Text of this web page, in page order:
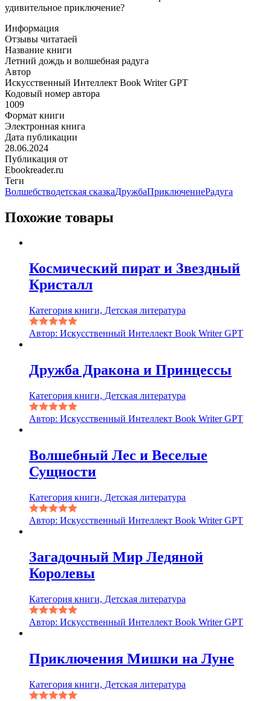
удивительное приключение?
Информация
Отзывы читатаей
Название книги
Летний дождь и волшебная радуга
Автор
Искусственный Интеллект Book Writer GPT
Кодовый номер автора
1009
Формат книги
Электронная книга
Дата публикации
28.06.2024
Публикация от
Ebookreader.ru
Теги
Волшебстводетская сказкаДружбаПриключениеРадуга
Похожие товары
Космический пират и Звездный
Кристалл
Категория книги, Детская литература
Автор: Искусственный Интеллект Book Writer GPT
Дружба Дракона и Принцессы
Категория книги, Детская литература
Автор: Искусственный Интеллект Book Writer GPT
Волшебный Лес и Веселые
Сущности
Категория книги, Детская литература
Автор: Искусственный Интеллект Book Writer GPT
Загадочный Мир Ледяной
Королевы
Категория книги, Детская литература
Автор: Искусственный Интеллект Book Writer GPT
Приключения Мишки на Луне
Категория книги, Детская литература